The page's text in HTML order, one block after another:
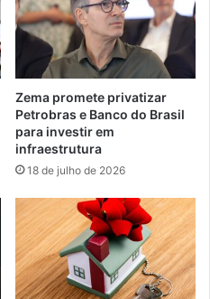
Zema promete privatizar
Petrobras e Banco do Brasil
para investir em
infraestrutura
18 de julho de 2026